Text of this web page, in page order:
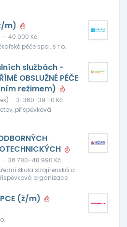
m)
· 40 000 Kč
péče spol. s r.o.
službách -
OBSLUŽNÉ PÉČE
režimem)
· 31 360–39 110 Kč
příspěvková
· 36 780–48 990 Kč
škola strojírenská a
organizace
(ž/m)